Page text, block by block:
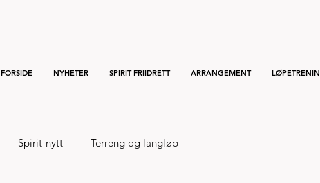
FORSIDE NYHETER SPIRIT FRIIDRETT ARRANGEMENT
Spirit-nytt Terreng og langløp